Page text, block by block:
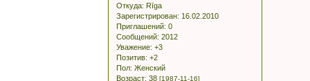
Откуда: Rīga
Зарегистрирован: 16.02.2010
Приглашений: 0
Сообщений: 2012
Уважение: +3
Позитив: +2
Пол: Женский
Возраст: 38 [1987-11-16]